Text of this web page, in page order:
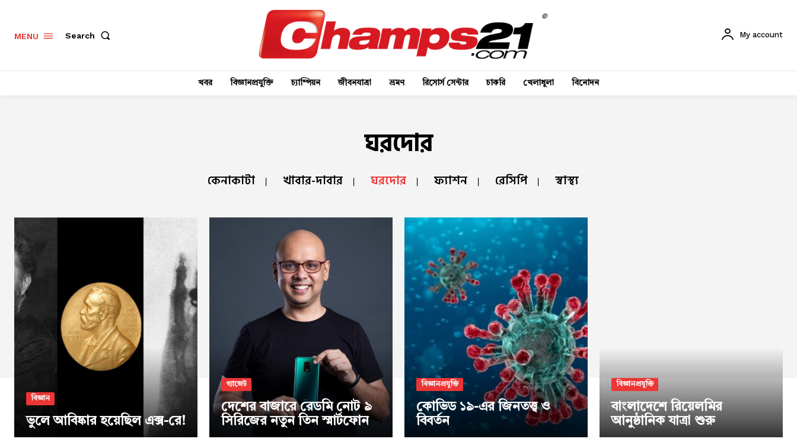
MENU Search
©
My account
খবর বিজ্ঞানপ্রযুক্তি চ্যাম্পিয়ন জীবনযাত্রা ভ্রমণ রিসোর্স সেন্টার চাকরি খেলাধুলা বিনোদন
ঘরদোর
কেনাকাটা খাবার-দাবার ঘরদোর ফ্যাশন রেসিপি স্বাস্থ্য
বিজ্ঞান
ভুলে আবিষ্কার হয়েছিল এক্স-রে!
গ্যাজেট
দেশের বাজারে রেডমি নোট ৯
সিরিজের নতুন তিন স্মার্টফোন
বিজ্ঞানপ্রযুক্তি
কোভিড ১৯-এর জিনতত্ত্ব ও
বিবর্তন
বিজ্ঞানপ্রযুক্তি
বাংলাদেশে রিয়েলমির
আনুষ্ঠানিক যাত্রা শুরু